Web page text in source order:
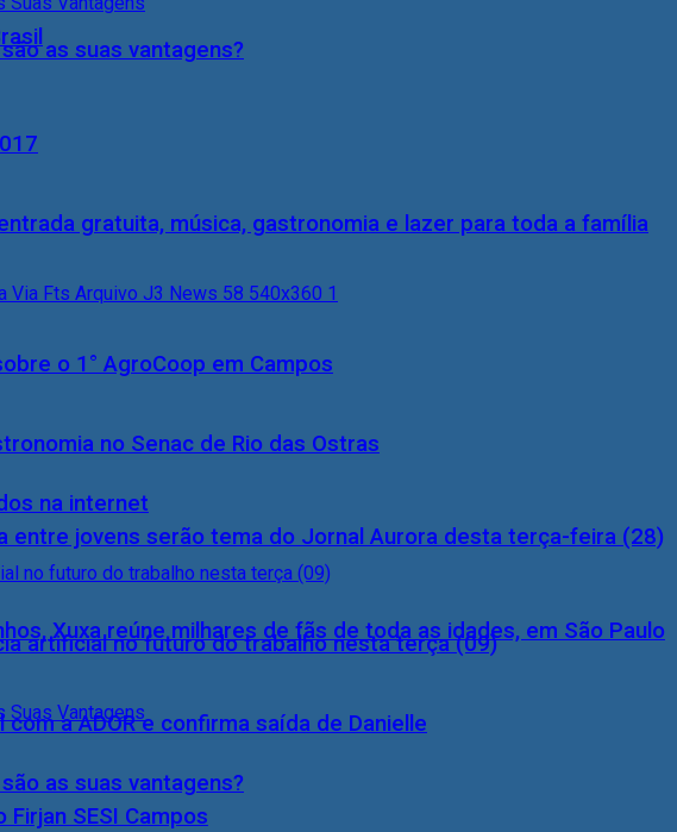
gratuita, música, gastronomia e lazer para toda a família
o 1° AgroCoop em Campos
na internet
artificial no futuro do trabalho nesta terça (09)
as suas vantagens?
as suas vantagens?
no Senac de Rio das Ostras
entre jovens serão tema do Jornal Aurora desta terça-feira (28)
Xuxa reúne milhares de fãs de toda as idades, em São Paulo
a ADOR e confirma saída de Danielle
SESI Campos